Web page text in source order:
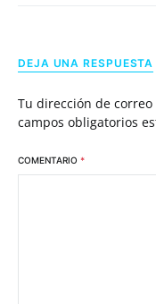
DEJA UNA RESPUESTA
Tu dirección de
campos obligatorios
COMENTARIO *